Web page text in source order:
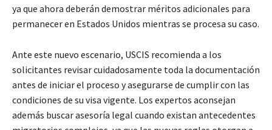
ya que ahora deberán demostrar méritos adicionales para
permanecer en Estados Unidos mientras se procesa su caso.
Ante este nuevo escenario, USCIS recomienda a los
solicitantes revisar cuidadosamente toda la documentación
antes de iniciar el proceso y asegurarse de cumplir con las
condiciones de su visa vigente. Los expertos aconsejan
además buscar asesoría legal cuando existan antecedentes